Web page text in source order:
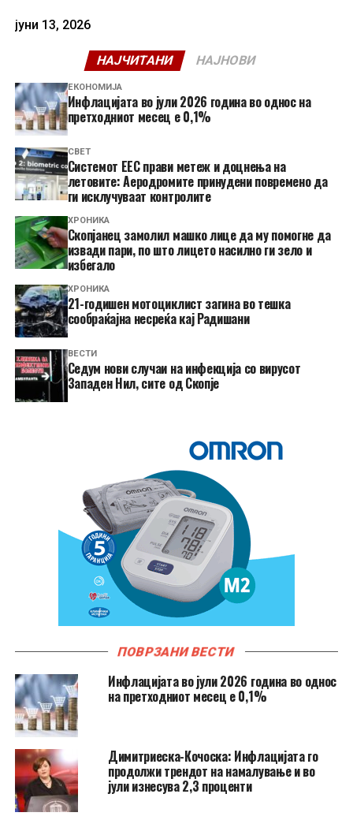
јуни 13, 2026
НАЈЧИТАНИ НАЈНОВИ
ЕКОНОМИЈА
Инфлацијата во јули 2026 година во однос на
претходниот месец е 0,1%
СВЕТ
Системот ЕЕС прави метеж и доцнења на
летовите: Аеродромите принудени повремено да
ги исклучуваат контролите
ХРОНИКА
Скопјанец замолил машко лице да му помогне да
извади пари, по што лицето насилно ги зело и
избегало
ХРОНИКА
21-годишен мотоциклист загина во тешка
сообраќајна несреќа кај Радишани
ВЕСТИ
Седум нови случаи на инфекција со вирусот
Западен Нил, сите од Скопје
ПОВРЗАНИ ВЕСТИ
Инфлацијата во јули 2026 година во однос
на претходниот месец е 0,1%
Димитриеска-Кочоска: Инфлацијата го
продолжи трендот на намалување и во
јули изнесува 2,3 проценти